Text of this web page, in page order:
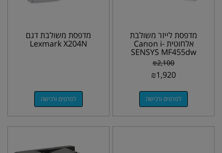
מדפסת לייזר משולבת
אלחוטית Canon i-
SENSYS MF455dw
₪2,100
₪1,920
לפרטים ורכישה
מדפסת משולבת דגם
Lexmark X204N
לפרטים ורכישה